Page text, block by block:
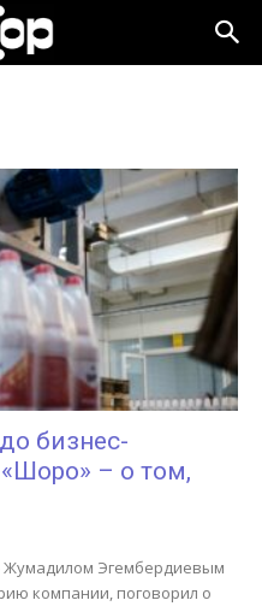
бизнес-
– о том,
Жумадилом Эгембердиевым
компании, поговорил о